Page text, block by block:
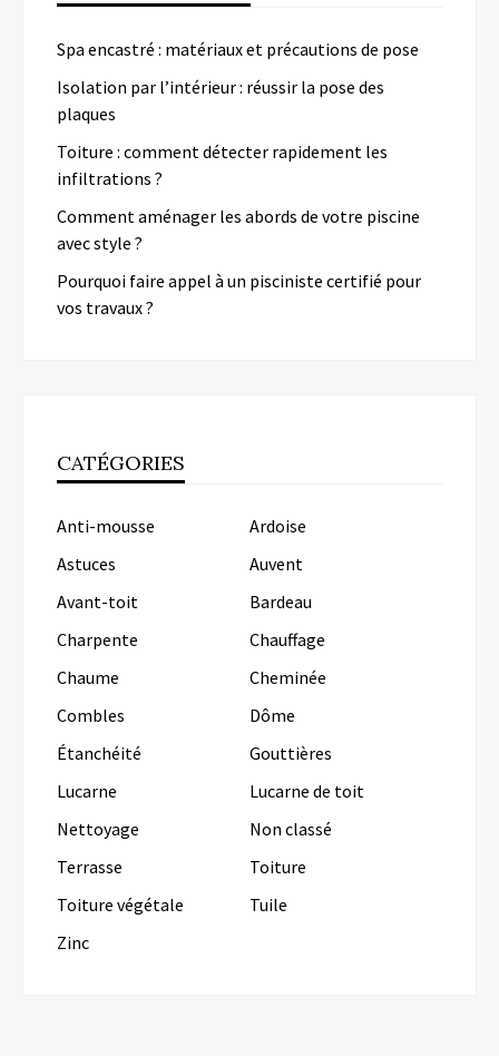
Spa encastré : matériaux et précautions de pose
Isolation par l’intérieur : réussir la pose des
plaques
Toiture : comment détecter rapidement les
infiltrations ?
Comment aménager les abords de votre piscine
avec style ?
Pourquoi faire appel à un pisciniste certifié pour
vos travaux ?
CATÉGORIES
Anti-mousse
Ardoise
Astuces
Auvent
Avant-toit
Bardeau
Charpente
Chauffage
Chaume
Cheminée
Combles
Dôme
Étanchéité
Gouttières
Lucarne
Lucarne de toit
Nettoyage
Non classé
Terrasse
Toiture
Toiture végétale
Tuile
Zinc